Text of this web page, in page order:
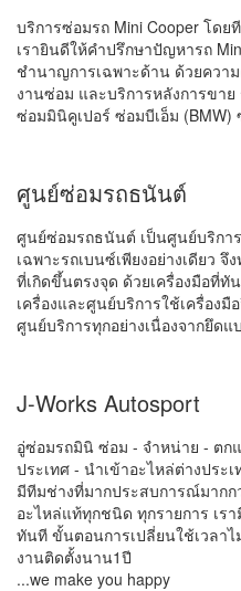
บริการซ่อมรถ Mini Cooper โด
เรายินดีให้คำปรึกษาปัญหารถ
ชำนาญการเฉพาะด้าน ด้วยควา
งานซ่อม และบริการหลังการขา
ซ่อมมินิคูเปอร์ ซ่อมบีเอ็ม (BMW)
ศูนย์ซ่อมรถธนันต์
ศูนย์ซ่อมรถธนันต์ เป็นศูนย์บริกา
เฉพาะรถเบนซ์เพียงอย่างเดียว
ที่เกิดขึ้นตรงจุด ด้วยเครื่องมือที่ทั
เครื่องและศูนย์บริการใช้เครื่อง
ศูนย์บริการทุกอย่างเนื่องจากยึด
J-Works Autosport
อู่ซ่อมรถมินิ ซ่อม - จำหน่าย - ตก
ประเทศ - นำเข้าอะไหล่ต่างประเ
มีทีมช่างที่มากประสบการณ์มากก
อะไหล่แท้ทุกชนิด ทุกรายการ เร
ทันที ขั้นตอนการเปลี่ยนใช้เวลา
งานติดตั้งนาน1ปี
...we make you happy